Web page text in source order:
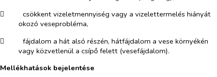
​
csökkent vizeletmennyiség vagy a vizelettermelés hiányát
okozó veseprobléma,
​
fájdalom a hát alsó részén, hátfájdalom a vese környékén
vagy közvetlenül a csípő felett (vesefájdalom).
Mellékhatások bejelentése